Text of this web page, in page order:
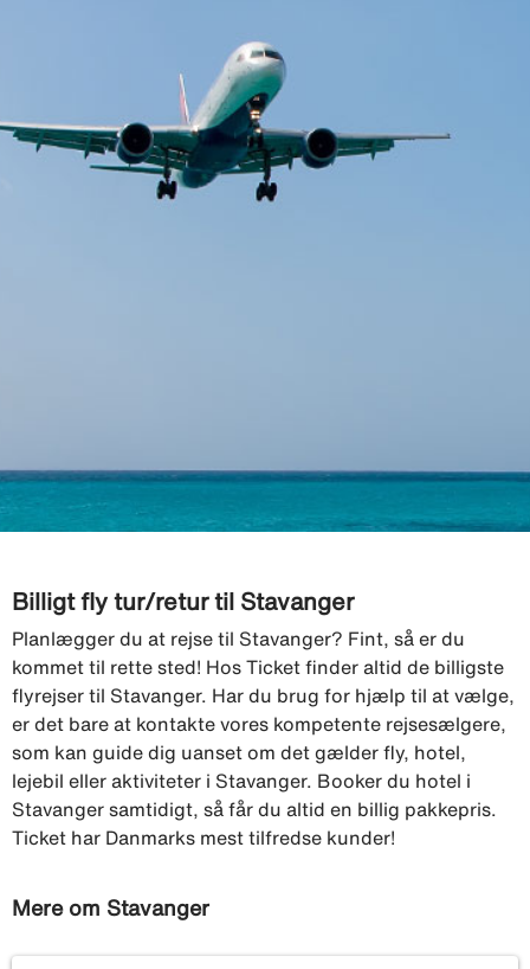
Billigt fly tur/retur til Stavanger
Planlægger du at rejse til Stavanger? Fint, så er du
kommet til rette sted! Hos Ticket finder altid de billigste
flyrejser til Stavanger. Har du brug for hjælp til at vælge,
er det bare at kontakte vores kompetente rejsesælgere,
som kan guide dig uanset om det gælder fly, hotel,
lejebil eller aktiviteter i Stavanger. Booker du hotel i
Stavanger samtidigt, så får du altid en billig pakkepris.
Ticket har Danmarks mest tilfredse kunder!
Mere om Stavanger